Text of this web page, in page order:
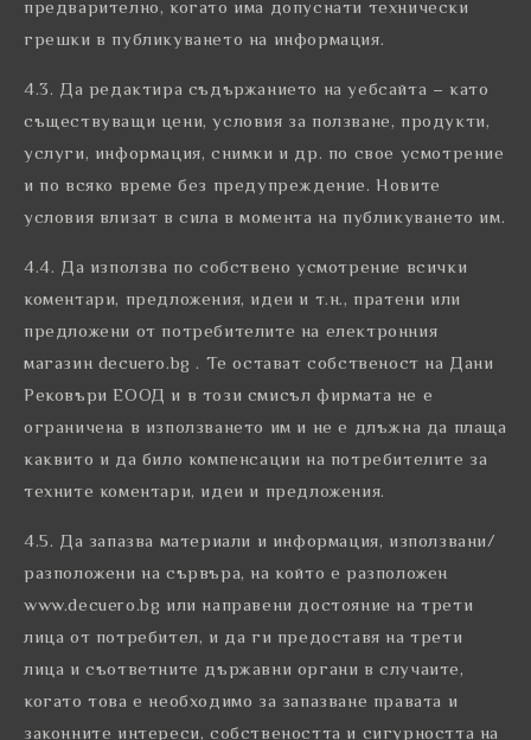
предварително, когато има допуснати технически
грешки в публикуването на информация.
4.3. Да редактира съдържанието на уебсайта – като
съществуващи цени, условия за ползване, продукти,
услуги, информация, снимки и др. по свое усмотрение
и по всяко време без предупреждение. Новите
условия влизат в сила в момента на публикуването им.
4.4. Да използва по собствено усмотрение всички
коментари, предложения, идеи и т.н., пратени или
предложени от потребителите на електронния
магазин decuero.bg . Те остават собственост на Дани
Рековъри ЕООД и в този смисъл фирмата не е
ограничена в използването им и не е длъжна да плаща
каквито и да било компенсации на потребителите за
техните коментари, идеи и предложения.
4.5. Да запазва материали и информация, използвани/
разположени на сървъра, на който е разположен
www.decuero.bg или направени достояние на трети
лица от потребител, и да ги предоставя на трети
лица и съответните държавни органи в случаите,
когато това е необходимо за запазване правата и
законните интереси, собствеността и сигурността на